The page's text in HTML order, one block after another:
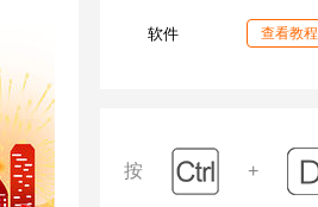
软件 查看教程
按 +